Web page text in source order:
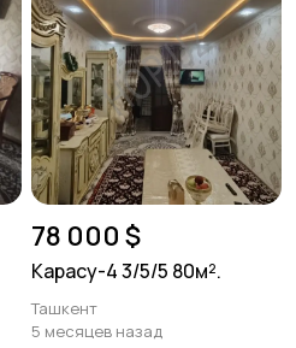
78 000 $
Карасу-4 3/5/5 80м².
Ташкент
5 месяцев назад